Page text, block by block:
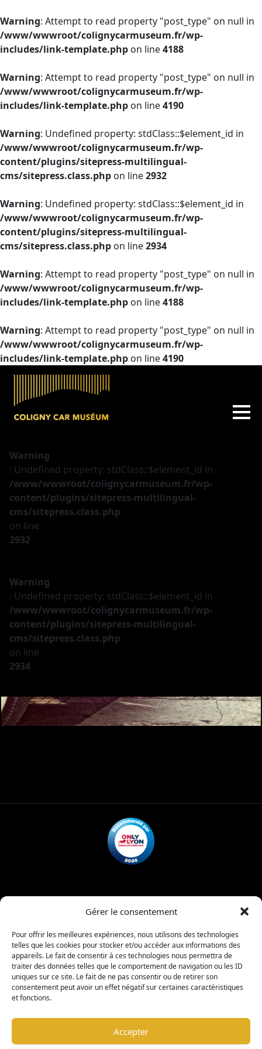
Gérer le consentement
Pour offrir les meilleures expériences, nous utilisons des technologies
telles que les cookies pour stocker et/ou accéder aux informations des
appareils. Le fait de consentir à ces technologies nous permettra de
traiter des données telles que le comportement de navigation ou les ID
uniques sur ce site. Le fait de ne pas consentir ou de retirer son
consentement peut avoir un effet négatif sur certaines caractéristiques
et fonctions.
Accepter
Warning: Attempt to read property "post_type" on null in
/www/wwwroot/colignycarmuseum.fr/wp-
includes/link-template.php on line4188
Warning: Attempt to read property "post_type" on null in
/www/wwwroot/colignycarmuseum.fr/wp-
includes/link-template.php on line4190
Warning: Undefined property: stdClass::$element_id in
/www/wwwroot/colignycarmuseum.fr/wp-
content/plugins/sitepress-multilingual-
cms/sitepress.class.php on line2932
Warning: Undefined property: stdClass::$element_id in
/www/wwwroot/colignycarmuseum.fr/wp-
content/plugins/sitepress-multilingual-
cms/sitepress.class.php on line2934
Warning: Attempt to read property "post_type" on null in
/www/wwwroot/colignycarmuseum.fr/wp-
includes/link-template.php on line4188
Warning: Attempt to read property "post_type" on null in
/www/wwwroot/colignycarmuseum.fr/wp-
includes/link-template.php on line4190
Warning
: Undefined property: stdClass::$element_id in
/www/wwwroot/colignycarmuseum.fr/wp-
content/plugins/sitepress-multilingual-
cms/sitepress.class.php
on line
2932
Warning
: Undefined property: stdClass::$element_id in
/www/wwwroot/colignycarmuseum.fr/wp-
content/plugins/sitepress-multilingual-
cms/sitepress.class.php
on line
2934
Le musée
Les véhicules
A vendre
Contact
Billetterie
copyright © 2026 -Coligny Car Museum|Tous droits réservés
/www/wwwroot/colignycarmuseum.fr/wp-
content/plugins/sitepress-multilingual-